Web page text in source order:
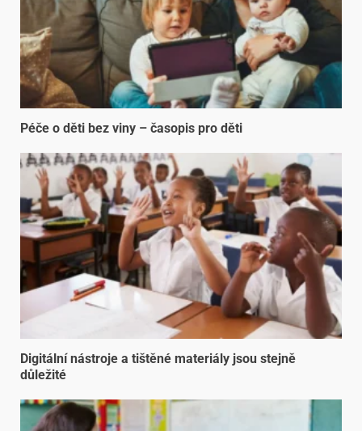
Péče o děti bez viny – časopis pro děti
Digitální nástroje a tištěné materiály jsou stejně
důležité